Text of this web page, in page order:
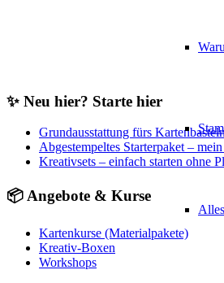
✨ Neu hier? Starte hier
Grundausstattung fürs
Abgestempeltes Starterpaket –
Kreativsets – einfach starten ohne
📦 Angebote & Kurse
Kartenkurse (Materialpakete)
Kreativ-Boxen
Workshops